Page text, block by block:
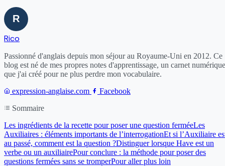
Rico
Passionné d'anglais depuis mon séjour au Royaume-Uni en 2012. Ce
blog est né de mes propres notes d'apprentissage, un carnet numérique
que j'ai créé pour ne plus perdre mon vocabulaire.
expression-anglaise.com
Facebook
Sommaire
Les ingrédients de la recette pour poser une question ferméeLes
Auxiliaires : éléments importants de l’interrogationEt si l’Auxiliaire
au passé, comment est la question ?Distinguer lorsque Have est un
verbe ou un auxiliairePour conclure : la méthode pour poser des
questions fermées sans se tromperPour aller plus loin